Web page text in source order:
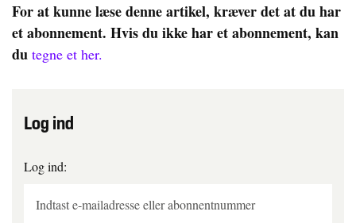
For at kunne læse denne artikel, kræver det at du har
et abonnement. Hvis du ikke har et abonnement, kan
du tegne et her.
Log ind
Log ind: